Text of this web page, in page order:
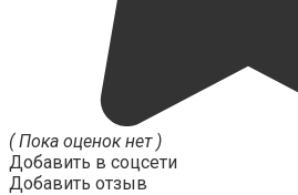
( Пока оценок нет )
Добавить в соцсети
Добавить отзыв